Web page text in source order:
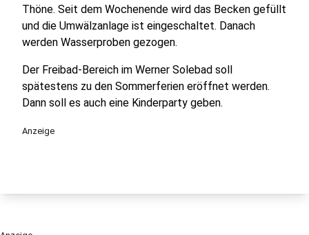
Thöne. Seit dem Wochenende wird das Becken gefüllt
und die Umwälzanlage ist eingeschaltet. Danach
werden Wasserproben gezogen.
Der Freibad-Bereich im Werner Solebad soll
spätestens zu den Sommerferien eröffnet werden.
Dann soll es auch eine Kinderparty geben.
Anzeige